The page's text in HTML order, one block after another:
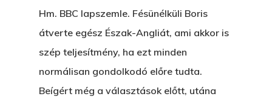
Hm. BBC lapszemle. Fésünélküli Boris
átverte egész Észak-Angliát, ami akkor is
szép teljesítmény, ha ezt minden
normálisan gondolkodó előre tudta.
Beígért még a választások előtt, utána